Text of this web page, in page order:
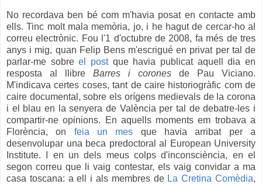
No recordava ben bé com m'havia posat en contacte amb
ells. Tinc molt mala memòria, jo, i he hagut de cercar-ho al
correu electrònic. Fou l'1 d'octubre de 2008, fa més de tres
anys i mig, quan Felip Bens m'escrigué en privat per tal de
parlar-me sobreel postque havia publicat aquell dia en
resposta al llibre Barres i corones de Pau Viciano.
M'indicava certes coses, tant de caire historiogràfic com de
caire documental, sobre els orígens medievals de la corona
i el blau en la senyera de València per tal de debatre-les i
compartir-ne opinions. En aquells moments em trobava a
Florència, on feia un mes que havia arribat per a
desenvolupar una beca predoctoral al European University
Institute. I en un dels meus colps d'inconsciència, en el
segon correu que li vaig contestar, els vaig convidar a ma
casa toscana: a ell i als membres de La Cretina Comèdia,